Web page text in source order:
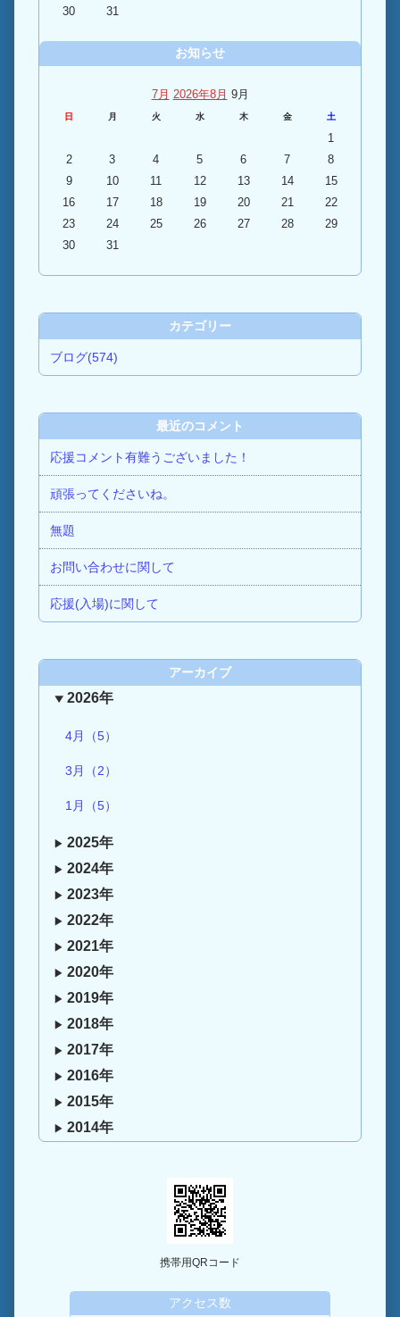
30
31
お知らせ
7月 2026年8月 9月
日 月 火 水 木 金 土
1
2
3 4 5 6 7
8
9
10 11 12 13 14
15
16
17 18 19 20 21
22
23
24 25 26 27 28
29
30
31
カテゴリー
ブログ(574)
最近のコメント
応援コメント有難うございました！
頑張ってくださいね。
無題
お問い合わせに関して
応援(入場)に関して
アーカイブ
2026年
4月（5）
3月（2）
1月（5）
2025年
2024年
2023年
2022年
2021年
2020年
2019年
2018年
2017年
2016年
2015年
2014年
携帯用QRコード
アクセス数